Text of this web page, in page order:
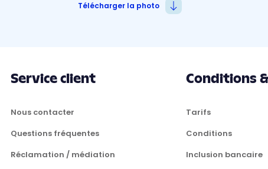
Télécharger la photo
Service client
Nous contacter
Questions fréquentes
Réclamation / médiation
Conditions
Tarifs
Conditions
Inclusion bancaire